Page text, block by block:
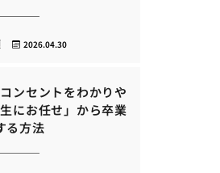
2026.04.30
ンセントをわかりや
にお任せ」から卒業
る方法